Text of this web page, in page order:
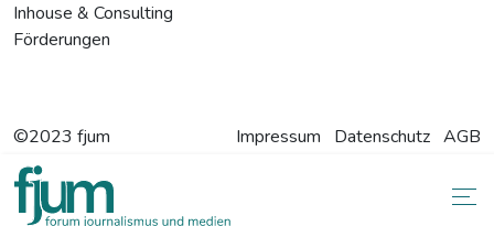
Inhouse & Consulting
Förderungen
Impressum Datenschutz AGB
©2023 fjum